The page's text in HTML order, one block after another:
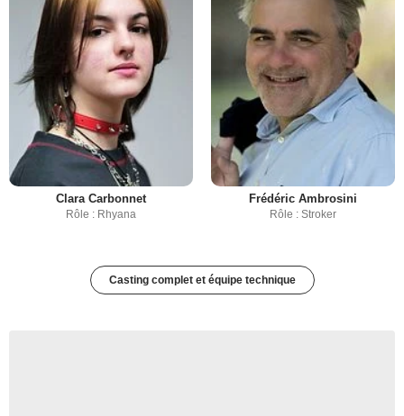
Clara Carbonnet
Rôle : Rhyana
Frédéric Ambrosini
Rôle : Stroker
Casting complet et équipe technique